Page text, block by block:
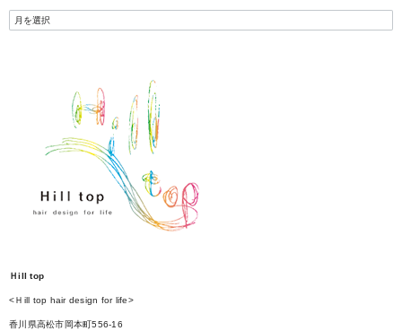
Ｈill top
<Ｈill top hair design for life>
香川県高松市岡本町556-16